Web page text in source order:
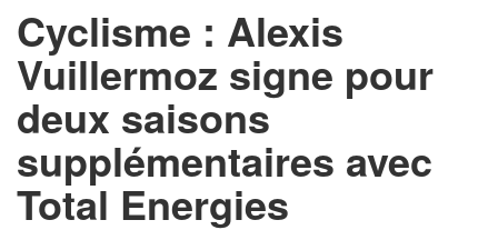
Cyclisme : Alexis
Vuillermoz signe pour
deux saisons
supplémentaires avec
Total Energies